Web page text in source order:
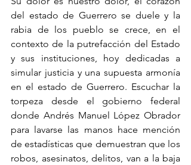
del estado de Guerrero se duele y la
rabia de los pueblo se crece, en el
contexto de la putrefacción del Estado
y sus instituciones, hoy dedicadas a
simular justicia y una supuesta armonía
en el estado de Guerrero. Escuchar la
torpeza desde el gobierno federal
donde Andrés Manuel López Obrador
para lavarse las manos hace mención
de estadísticas que demuestran que los
robos, asesinatos, delitos, van a la baja